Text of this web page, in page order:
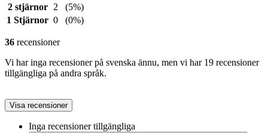
2 stjärnor
2
(5%)
1 Stjärnor 0 (0%)
36 recensioner
Vi har inga recensioner på svenska ännu, men vi har 19 recensioner
tillgängliga på andra språk.
Visa recensioner
Inga recensioner tillgängliga